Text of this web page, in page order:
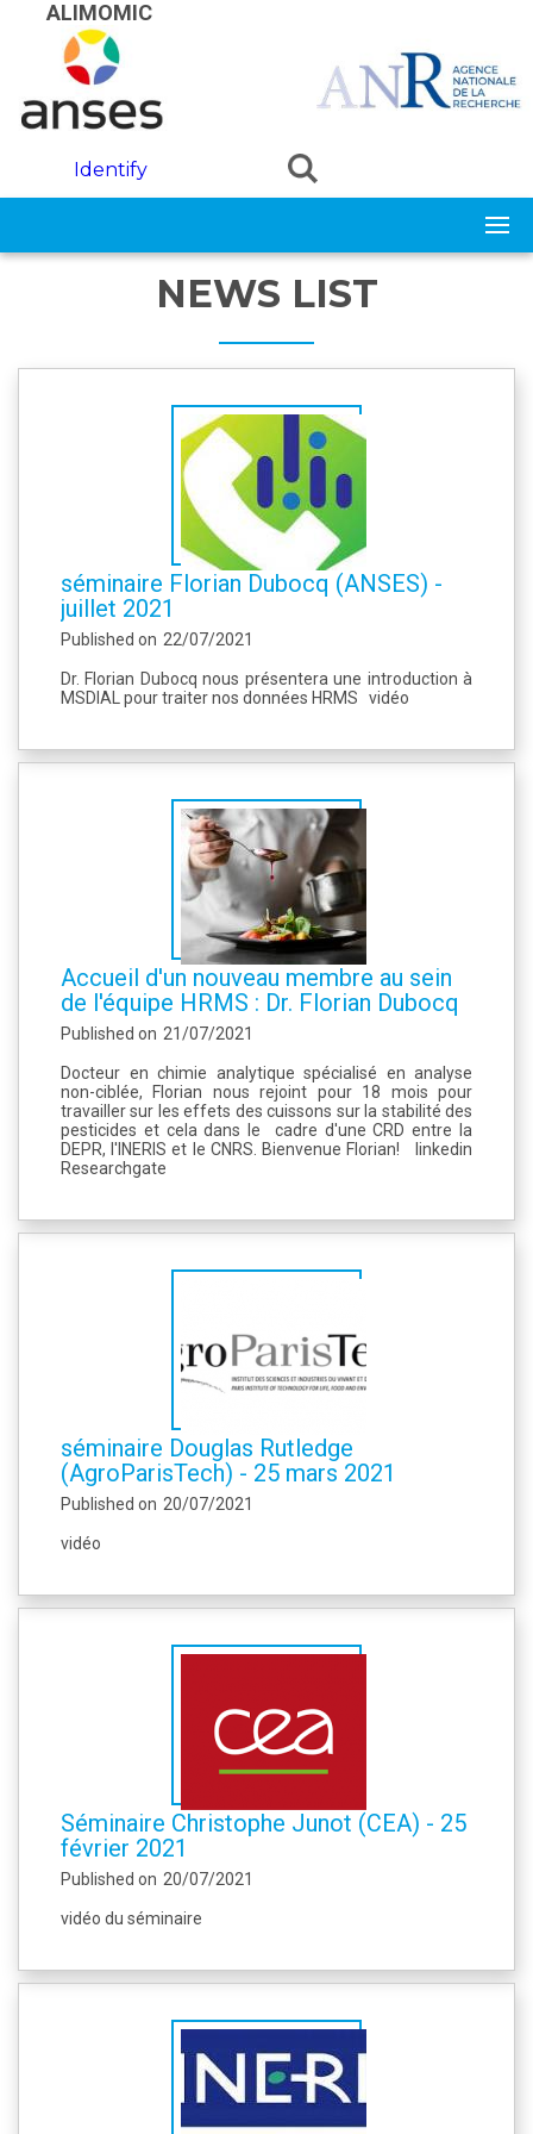
Skip to main content
ALIMOMIC
Identify
NEWS LIST
séminaire Florian Dubocq (ANSES) -
juillet 2021
Published on 22/07/2021
Dr. Florian Dubocq nous présentera une introduction à
MSDIAL pour traiter nos données HRMS vidéo
Accueil d'un nouveau membre au sein
de l'équipe HRMS : Dr. Florian Dubocq
Published on 21/07/2021
Docteur en chimie analytique spécialisé en analyse
non-ciblée, Florian nous rejoint pour 18 mois pour
travailler sur les effets des cuissons sur la stabilité des
pesticides et cela dans le cadre d'une CRD entre la
DEPR, l'INERIS et le CNRS. Bienvenue Florian! linkedin
Researchgate
séminaire Douglas Rutledge
(AgroParisTech) - 25 mars 2021
Published on 20/07/2021
vidéo
Séminaire Christophe Junot (CEA) - 25
février 2021
Published on 20/07/2021
vidéo du séminaire